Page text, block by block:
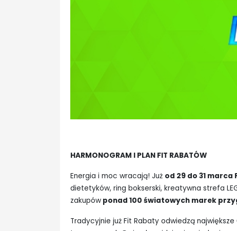
HARMONOGRAM I PLAN FIT RABATÓW
Energia i moc wracają! Już od 29 do 31
dietetyków, ring bokserski, kreatywna strefa
zakupów ponad 100 światowych marek
Tradycyjnie już Fit Rabaty odwiedzą